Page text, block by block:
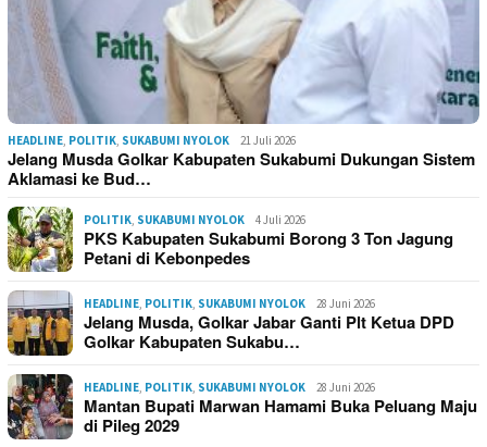
HEADLINE POLITIK SUKABUMI NYOLOK 21 Juli 2026
Jelang Musda Golkar Kabupaten Sukabumi Dukungan Sistem
Aklamasi ke Bud…
POLITIK SUKABUMI NYOLOK 4 Juli 2026
PKS Kabupaten Sukabumi Borong 3 Ton Jagung
Petani di Kebonpedes
HEADLINE POLITIK SUKABUMI NYOLOK 28 Juni 2026
Jelang Musda, Golkar Jabar Ganti Plt Ketua DPD
Golkar Kabupaten Sukabu…
HEADLINE POLITIK SUKABUMI NYOLOK 28 Juni 2026
Mantan Bupati Marwan Hamami Buka Peluang Maju
di Pileg 2029